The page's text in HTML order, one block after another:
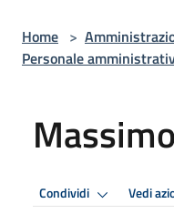
Home >
Personale
Condividi Vedi